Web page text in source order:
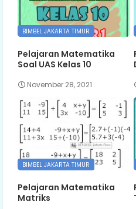
BIMBEL JAKARTA TIMUR
Pelajaran Matematika
Soal UAS Kelas 10
November 28, 2021
BIMBEL JAKARTA TIMUR
Pelajaran Matematika
Matriks